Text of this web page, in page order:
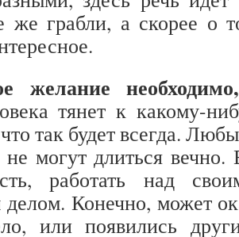
же грабли, а скорее о
желание
тянет к какому-
так будет всегда.
могут длиться вечно.
работать над
Конечно, может
или появились